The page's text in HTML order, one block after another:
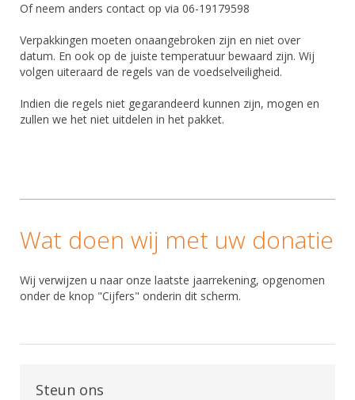
Of neem anders contact op via 06-19179598
Verpakkingen moeten onaangebroken zijn en niet over
datum. En ook op de juiste temperatuur bewaard zijn. Wij
volgen uiteraard de regels van de voedselveiligheid.
Indien die regels niet gegarandeerd kunnen zijn, mogen en
zullen we het niet uitdelen in het pakket.
Wat doen wij met uw donatie
Wij verwijzen u naar onze laatste jaarrekening, opgenomen
onder de knop "Cijfers" onderin dit scherm.
Steun ons